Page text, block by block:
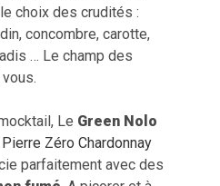
choix des crudités :
concombre, carotte,
… Le champ des
Le Green Nolo
Pierre Zéro Chardonnay
parfaitement avec des